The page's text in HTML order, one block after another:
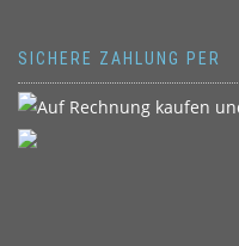
SICHERE ZAHLUNG PER